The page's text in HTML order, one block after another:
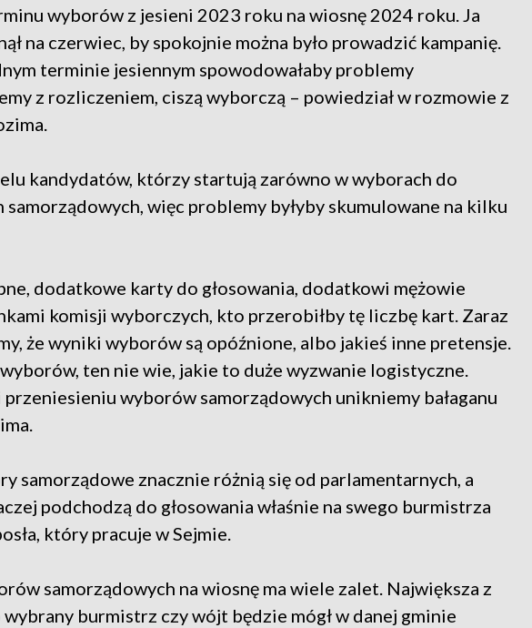
wyborów z jesieni 2023 roku na wiosnę 2024 roku. Ja
na czerwiec, by spokojnie można było prowadzić kampanię.
terminie jesiennym spowodowałaby problemy
z rozliczeniem, ciszą wyborczą – powiedział w rozmowie z
kandydatów, którzy startują zarówno w wyborach do
samorządowych, więc problemy byłyby skumulowane na kilku
dodatkowe karty do głosowania, dodatkowi mężowie
komisji wyborczych, kto przerobiłby tę liczbę kart. Zaraz
że wyniki wyborów są opóźnione, albo jakieś inne pretensje.
ten nie wie, jakie to duże wyzwanie logistyczne.
wyborów samorządowych unikniemy bałaganu
samorządowe znacznie różnią się od parlamentarnych, a
podchodzą do głosowania właśnie na swego burmistrza
który pracuje w Sejmie.
samorządowych na wiosnę ma wiele zalet. Największa z
burmistrz czy wójt będzie mógł w danej gminie